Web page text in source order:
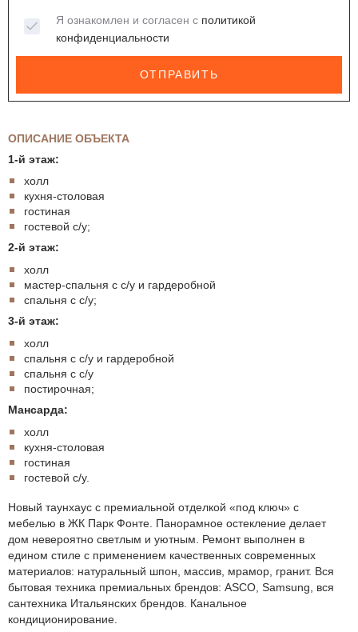
ОПИСАНИЕ ОБЪЕКТА
1-й этаж:
холл
кухня-столовая
гостиная
гостевой с/у;
2-й этаж:
холл
мастер-спальня с с/у и гардеробной
спальня с с/у;
3-й этаж:
холл
спальня с с/у и гардеробной
спальня с с/у
постирочная;
Мансарда:
холл
кухня-столовая
гостиная
гостевой с/у.
Новый таунхаус с премиальной отделкой «под ключ» с
мебелью в ЖК Парк Фонте. Панорамное остекление делает
дом невероятно светлым и уютным. Ремонт выполнен в
едином стиле с применением качественных современных
материалов: натуральный шпон, массив, мрамор, гранит. Вся
бытовая техника премиальных брендов: АSCO, Samsung, вся
сантехника Итальянских брендов. Канальное
кондиционирование.
Я ознакомлен и согласен с политикой
конфиденциальности
ОТПРАВИТЬ